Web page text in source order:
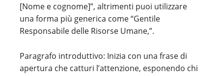
[Nome e cognome]”, altrimenti puoi utilizzare
una forma più generica come “Gentile
Responsabile delle Risorse Umane,”.
Paragrafo introduttivo: Inizia con una frase di
apertura che catturi l’attenzione, esponendo chi